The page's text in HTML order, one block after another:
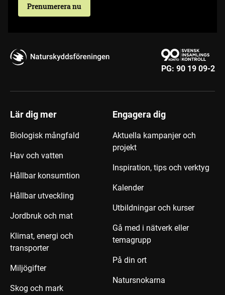
Prenumerera nu
PG: 90 19 09-2
Lär dig mer
Biologisk mångfald
Hav och vatten
Hållbar konsumtion
Hållbar utveckling
Jordbruk och mat
Klimat, energi och
transporter
Miljögifter
Skog och mark
Engagera dig
Aktuella kampanjer och
projekt
Inspiration, tips och verktyg
Kalender
Utbildningar och kurser
Gå med i nätverk eller
temagrupp
På din ort
Natursnokarna